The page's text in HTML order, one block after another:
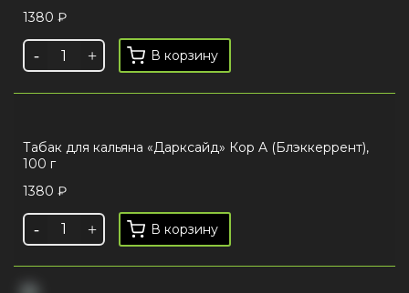
1380 ₽
В корзину
Табак для кальяна «Дарксайд» Кор A (Блэккеррент),
100 г
1380 ₽
В корзину